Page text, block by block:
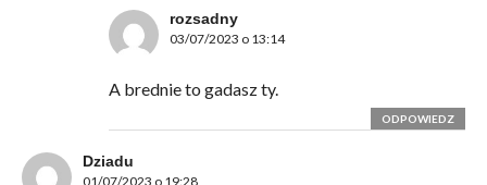
rozsadny
03/07/2023 o 13:14
A brednie to gadasz ty.
ODPOWIEDZ
Dziadu
01/07/2023 o 19:28